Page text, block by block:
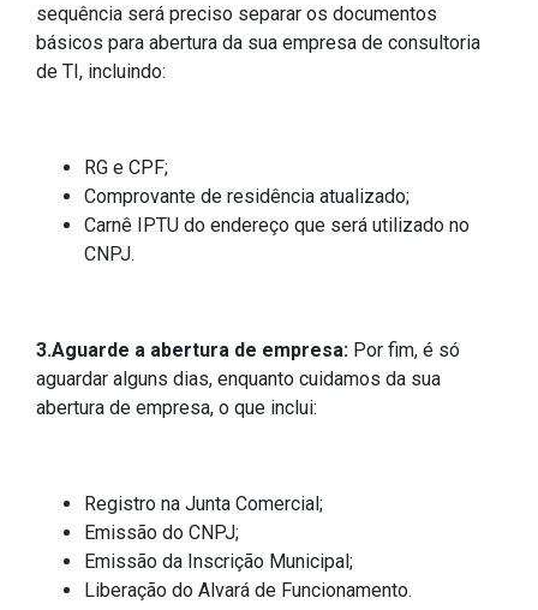
sequência será preciso separar os documentos
básicos para abertura da sua empresa de consultoria
de TI, incluindo:
RG e CPF;
Comprovante de residência atualizado;
Carnê IPTU do endereço que será utilizado no
CNPJ.
3.Aguarde a abertura de empresa: Por fim, é só
aguardar alguns dias, enquanto cuidamos da sua
abertura de empresa, o que inclui:
Registro na Junta Comercial;
Emissão do CNPJ;
Emissão da Inscrição Municipal;
Liberação do Alvará de Funcionamento.